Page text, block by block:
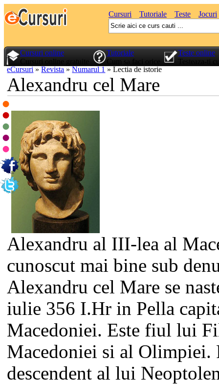
Cursuri Tutoriale Teste Jocuri
Cursuri online
Cursuri online gratuite
Tutoriale
Cum sa faci orice
Teste online
Testeaza-ti
eCursuri »Revista »Numarul 1 »Lectia de istorie
Alexandru cel Mare
Alexandru al III-lea al
cunoscut mai bine sub
Alexandru cel Mare se
iulie 356 I.Hr in Pella
Macedoniei. Este fiul lui
Macedoniei si al Olimpiei.
descendent al lui